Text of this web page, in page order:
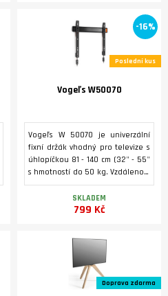
Poslední kus
-16%
Vogeľs W50070
Vogeľs W 50070 je univerzální
fixní držák vhodný pro televize s
úhlopíčkou 81 - 140 cm (32" - 55"
s hmotností do 50 kg. Vzdálenost
TV od stěny pouhých 2,3 cm.
SKLADEM
799 Kč
Doprava zdarma